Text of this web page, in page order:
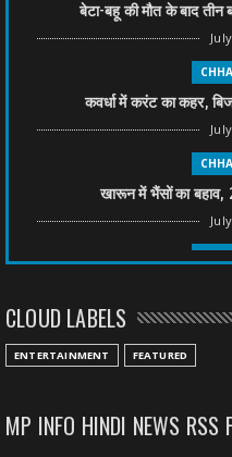
बेटा-बहू की मौत के बाद तीन
कवर्धा में करंट का कहर,
खारून में भैंसों का बहाव,
CLOUD LABELS
ENTERTAINMENT FEATURED
MP INFO HINDI NEWS RSS